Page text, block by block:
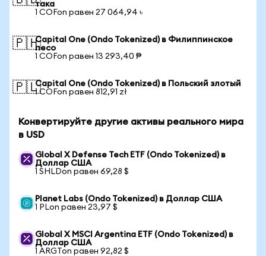
така
1 COFon равен 27 064,94 ৳
🇵🇭Capital One (Ondo Tokenized) в Филиппинское
песо
1 COFon равен 13 293,40 ₱
🇵🇱Capital One (Ondo Tokenized) в Польский злотый
1 COFon равен 812,91 zł
Конвертируйте другие активы реального мира
в USD
Global X Defense Tech ETF (Ondo Tokenized) в
Доллар США
1 SHLDon равен 69,28 $
Planet Labs (Ondo Tokenized) в Доллар США
1 PLon равен 23,97 $
Global X MSCI Argentina ETF (Ondo Tokenized) в
Доллар США
1 ARGTon равен 92,82 $